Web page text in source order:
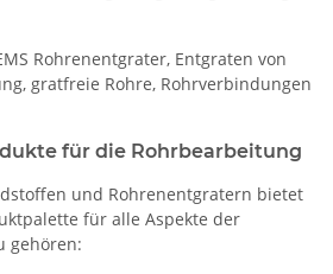
Rohrenentgrater, Entgraten von
gratfreie Rohre, Rohrverbindungen
für die Rohrbearbeitung
und Rohrenentgratern bietet
für alle Aspekte der
gehören: